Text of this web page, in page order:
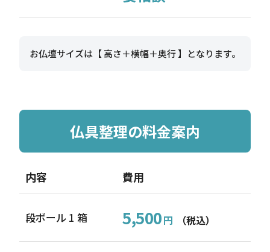
お仏壇サイズは【 高さ＋横幅＋奥行 】となります。
仏具整理の料金案内
内容 費用
段ボール 1 箱 5,500円 （税込）